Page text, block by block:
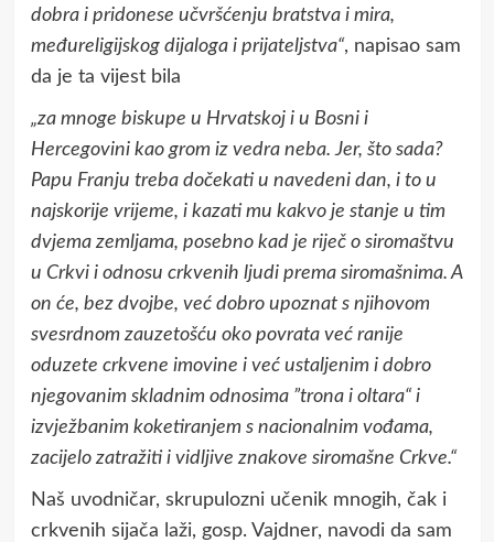
dobra i pridonese učvršćenju bratstva i mira,
međureligijskog dijaloga i prijateljstva“, napisao sam
da je ta vijest bila
„za mnoge biskupe u Hrvatskoj i u Bosni i
Hercegovini kao grom iz vedra neba. Jer, što sada?
Papu Franju treba dočekati u navedeni dan, i to u
najskorije vrijeme, i kazati mu kakvo je stanje u tim
dvjema zemljama, posebno kad je riječ o siromaštvu
u Crkvi i odnosu crkvenih ljudi prema siromašnima. A
on će, bez dvojbe, već dobro upoznat s njihovom
svesrdnom zauzetošću oko povrata već ranije
oduzete crkvene imovine i već ustaljenim i dobro
njegovanim skladnim odnosima ”trona i oltara“ i
izvježbanim koketiranjem s nacionalnim vođama,
zacijelo zatražiti i vidljive znakove siromašne Crkve.“
Naš uvodničar, skrupulozni učenik mnogih, čak i
crkvenih sijača laži, gosp. Vajdner, navodi da sam